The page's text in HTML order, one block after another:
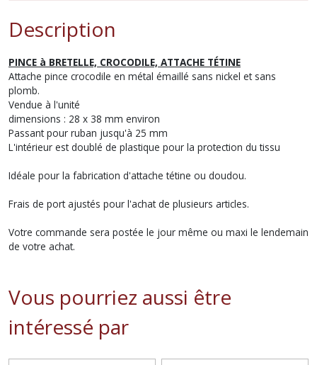
Description
PINCE à BRETELLE, CROCODILE, ATTACHE TÉTINE
Attache pince crocodile en métal émaillé sans nickel et sans
plomb.
Vendue à l'unité
dimensions : 28 x 38 mm environ
Passant pour ruban jusqu'à 25 mm
L'intérieur est doublé de plastique pour la protection du tissu
Idéale pour la fabrication d'attache tétine ou doudou.
Frais de port ajustés pour l'achat de plusieurs articles.
Votre commande sera postée le jour même ou maxi le lendemain
de votre achat.
Vous pourriez aussi être
intéressé par